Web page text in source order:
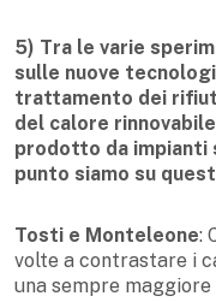
5) Tra le varie
sulle nuove
trattamento dei
del calore
prodotto da impianti
punto siamo su
Tosti e Monteleone:
volte a contrastare i
una sempre